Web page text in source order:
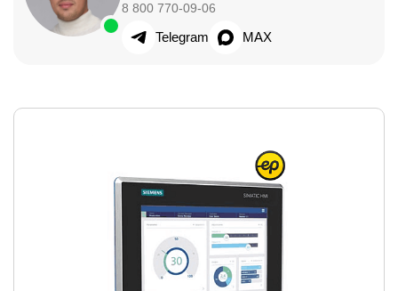
8 800 770-09-06
Telegram MAX